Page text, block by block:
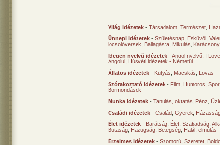
Világ idézetek - Társadalom Természet
Ünnepi idézetek - Születésnap Esküvői
locsolóversek
Ballagásra Mikulás Karácsony
Idegen nyelvű idézetek -Angol nyelvű I
Angolul Húsvéti idézetek - Németül
Állatos idézetek - Kutyás Macskás
Lovas
Szórakoztató idézetek - Film Humoros
Bormondások
Munka idézetek - Tanulás, oktatás Pénz
Családi idézetek - Család Gyerek
Élet idézetek - Barátság Élet Szabadság
Butaság Hazugság Betegség Halál, elmúlás
Érzelmes idézetek - Szomorú Szeretet